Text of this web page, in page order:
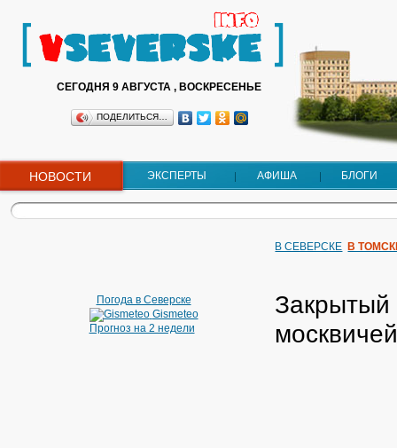
СЕГОДНЯ 9 АВГУСТА , ВОСКРЕСЕНЬЕ
ПОДЕЛИТЬСЯ…
НОВОСТИ ЭКСПЕРТЫ АФИША БЛОГИ
Погода в Северске
Gismeteo
Прогноз на 2 недели
В СЕВЕРСКЕ В
Закрытый